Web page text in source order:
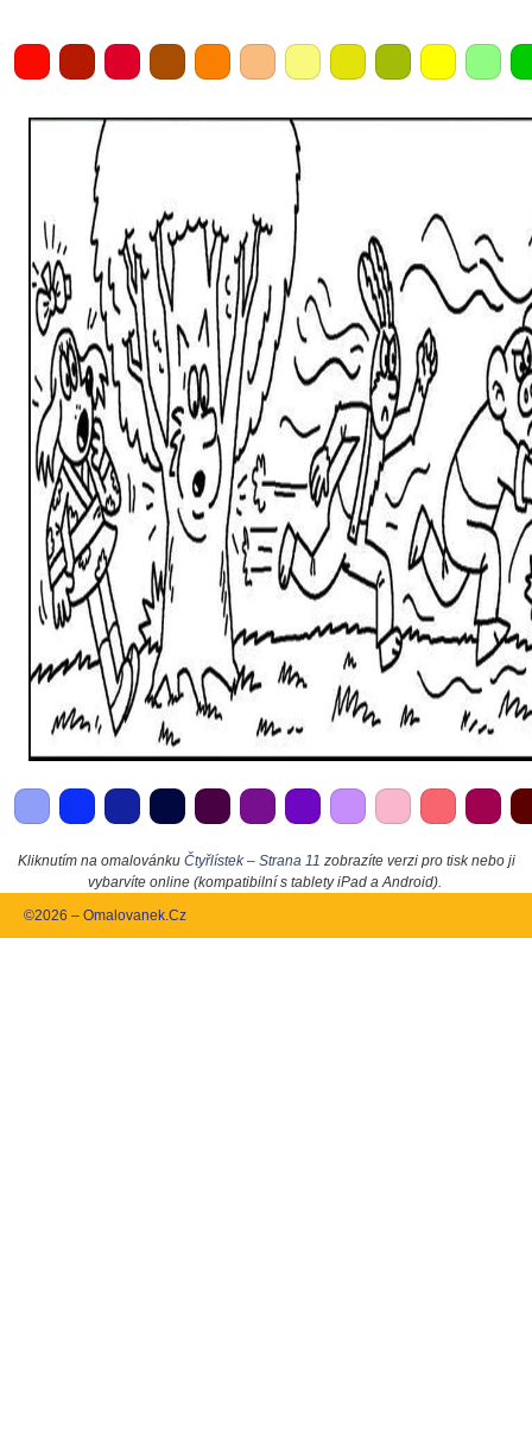
Kliknutím na omalovánku Čtyřlístek – Strana 11 zobrazíte verzi pro tisk nebo ji
vybarvíte online (kompatibilní s tablety iPad a Android).
©2026 – Omalovanek.Cz